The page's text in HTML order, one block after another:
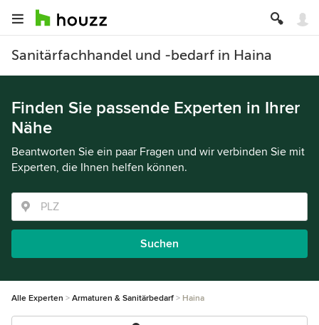
Sanitärfachhandel und -bedarf in Haina
Finden Sie passende Experten in Ihrer
Nähe
Beantworten Sie ein paar Fragen und wir verbinden Sie mit
Experten, die Ihnen helfen können.
Suchen
Alle Experten Armaturen & Sanitärbedarf Haina